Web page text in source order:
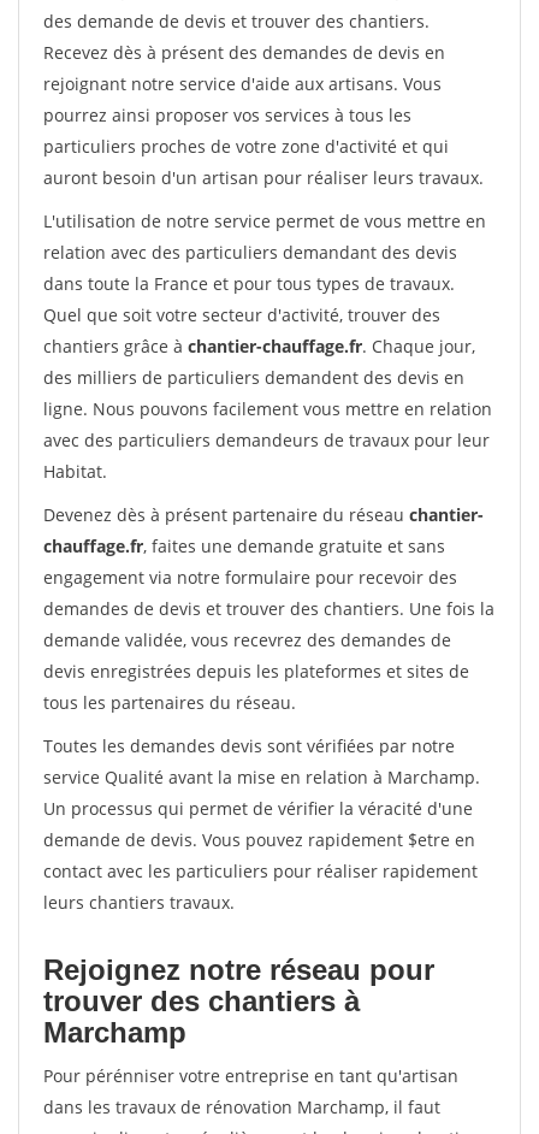
des demande de devis et trouver des chantiers.
Recevez dès à présent des demandes de devis en
rejoignant notre service d'aide aux artisans. Vous
pourrez ainsi proposer vos services à tous les
particuliers proches de votre zone d'activité et qui
auront besoin d'un artisan pour réaliser leurs travaux.
L'utilisation de notre service permet de vous mettre en
relation avec des particuliers demandant des devis
dans toute la France et pour tous types de travaux.
Quel que soit votre secteur d'activité, trouver des
chantiers grâce à chantier-chauffage.fr. Chaque jour,
des milliers de particuliers demandent des devis en
ligne. Nous pouvons facilement vous mettre en relation
avec des particuliers demandeurs de travaux pour leur
Habitat.
Devenez dès à présent partenaire du réseau chantier-
chauffage.fr, faites une demande gratuite et sans
engagement via notre formulaire pour recevoir des
demandes de devis et trouver des chantiers. Une fois la
demande validée, vous recevrez des demandes de
devis enregistrées depuis les plateformes et sites de
tous les partenaires du réseau.
Toutes les demandes devis sont vérifiées par notre
service Qualité avant la mise en relation à Marchamp.
Un processus qui permet de vérifier la véracité d'une
demande de devis. Vous pouvez rapidement $etre en
contact avec les particuliers pour réaliser rapidement
leurs chantiers travaux.
Rejoignez notre réseau pour
trouver des chantiers à
Marchamp
Pour pérénniser votre entreprise en tant qu'artisan
dans les travaux de rénovation Marchamp, il faut